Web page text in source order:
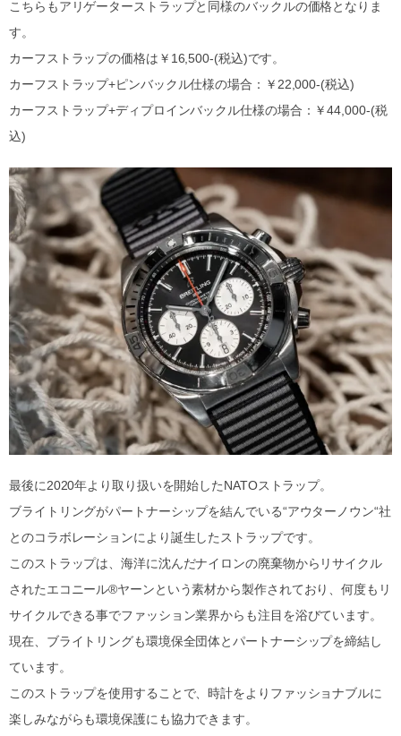
こちらもアリゲーターストラップと同様のバックルの価格となりま
す。
カーフストラップの価格は￥16,500-(税込)です。
カーフストラップ+ピンバックル仕様の場合：￥22,000-(税込)
カーフストラップ+ディプロインバックル仕様の場合：￥44,000-(税
込)
最後に2020年より取り扱いを開始したNATOストラップ。
ブライトリングがパートナーシップを結んでいる“アウターノウン“社
とのコラボレーションにより誕生したストラップです。
このストラップは、海洋に沈んだナイロンの廃棄物からリサイクル
されたエコニール®︎ヤーンという素材から製作されており、何度もリ
サイクルできる事でファッション業界からも注目を浴びています。
現在、ブライトリングも環境保全団体とパートナーシップを締結し
ています。
このストラップを使用することで、時計をよりファッショナブルに
楽しみながらも環境保護にも協力できます。